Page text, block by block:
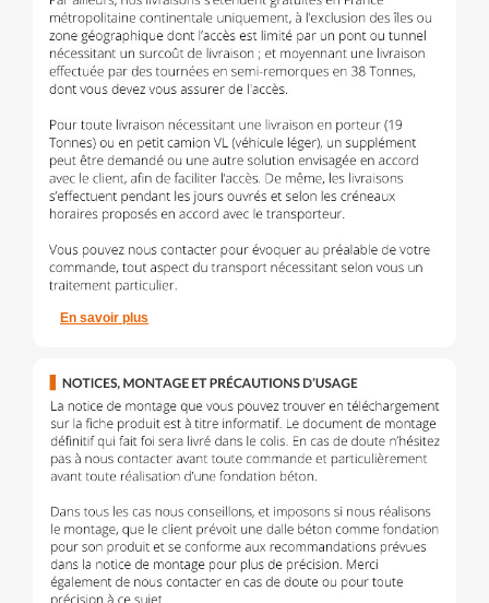
En savoir plus